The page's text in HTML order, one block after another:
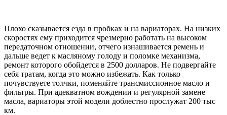
Плохо сказывается езда в пробках и на вариаторах. На низких
скоростях ему приходится чрезмерно работать на высоком
передаточном отношении, отчего изнашивается ремень и
дальше ведет к масляному голоду и поломке механизма,
ремонт которого обойдется в 2500 долларов. Не подвергайте
себя тратам, когда это можно избежать. Как только
почувствуете толчки, поменяйте трансмиссионное масло и
фильтры. При адекватном вождении и регулярной замене
масла, вариаторы этой модели доблестно прослужат 200 тыс
км.